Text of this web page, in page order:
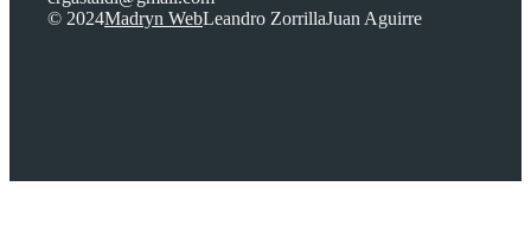
© 2024Madryn WebLeandro ZorrillaJuan Aguirre